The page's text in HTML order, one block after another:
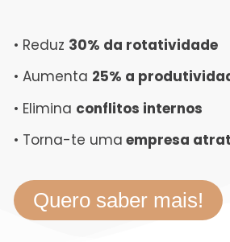
• Reduz 30% da rotatividade
• Aumenta 25% a
• Elimina conflitos internos
• Torna-te uma empresa
Quero saber mais!